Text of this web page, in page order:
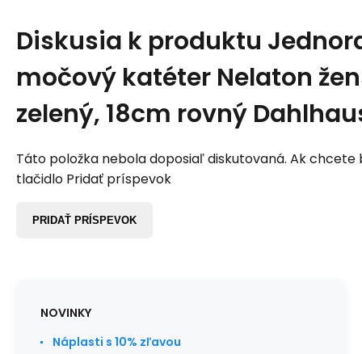
Diskusia k produktu
močový katéter Nelaton
zelený, 18cm rovný
Táto položka nebola doposiaľ diskutovaná. Ak chcete
tlačidlo Pridať príspevok
PRIDAŤ PRÍSPEVOK
NOVINKY
Náplasti s 10% zľavou